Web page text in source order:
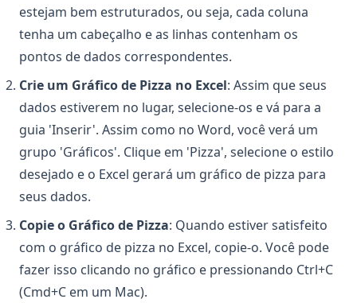
estejam bem estruturados, ou seja, cada coluna
tenha um cabeçalho e as linhas contenham os
pontos de dados correspondentes.
Crie um Gráfico de Pizza no Excel: Assim que seus
dados estiverem no lugar, selecione-os e vá para a
guia 'Inserir'. Assim como no Word, você verá um
grupo 'Gráficos'. Clique em 'Pizza', selecione o estilo
desejado e o Excel gerará um gráfico de pizza para
seus dados.
Copie o Gráfico de Pizza: Quando estiver satisfeito
com o gráfico de pizza no Excel, copie-o. Você pode
fazer isso clicando no gráfico e pressionando Ctrl+C
(Cmd+C em um Mac).